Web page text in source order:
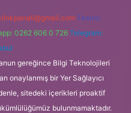
Teams:
0262 606 0 726 Telegram:
gereğince Bilgi Teknolojileri
onaylanmış bir Yer Sağlayıcı
sitedeki içerikleri proaktif
bulunmamaktadır.